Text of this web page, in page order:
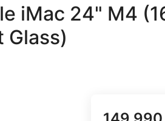
iMac 24" M4
Glass)